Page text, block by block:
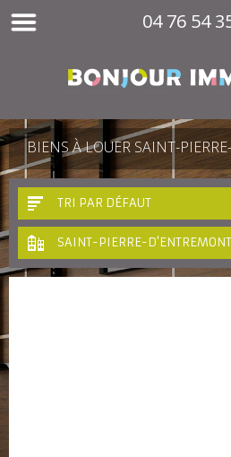
04 76 54
BIENS À LOUER SAINT-
TRI PAR DÉFAUT
SAINT-PIERRE-D'ENTREMONT